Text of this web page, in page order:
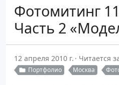
Фотомитинг
Часть 2
12 апреля 2010 г. Читается
Портфолио
Москва